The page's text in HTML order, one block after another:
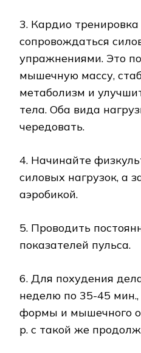
3. Кардио
сопровождаться
упражнениями. Это
мышечную массу,
метаболизм и
тела. Оба вида
чередовать.
4. Начинайте
силовых нагрузок, а
аэробикой.
5. Проводить
показателей пульса.
6. Для похудения
неделю по 35-45
формы и мышечного
р. с такой же